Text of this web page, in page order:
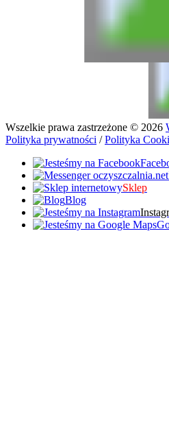
Wszelkie prawa zastrzeżone © 2026
Polityka prywatności /Polityka
Sklep
Blog